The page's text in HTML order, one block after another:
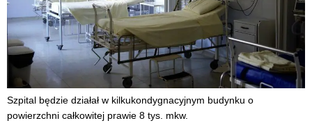
Szpital będzie działał w kilkukondygnacyjnym budynku o
powierzchni całkowitej prawie 8 tys. mkw.